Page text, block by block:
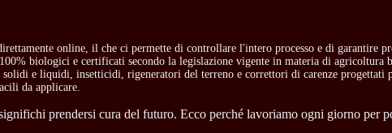
online, il che ci permette di controllare l'intero processo e di garantire
biologici e certificati secondo la legislazione vigente in materia di agricoltura
e liquidi, insetticidi, rigeneratori del terreno e correttori di carenze
da applicare.
prendersi cura del futuro. Ecco perché lavoriamo ogni giorno per